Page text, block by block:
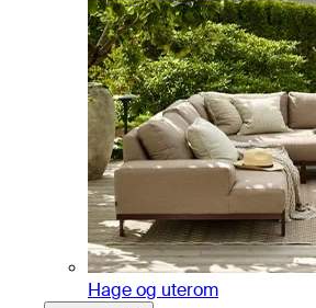
Hage og uterom